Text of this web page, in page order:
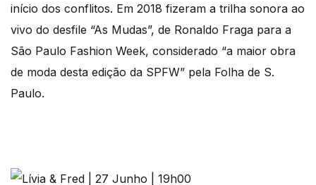
início dos conflitos. Em 2018 fizeram a trilha sonora ao
vivo do desfile “As Mudas”, de Ronaldo Fraga para a
São Paulo Fashion Week, considerado “a maior obra
de moda desta edição da SPFW” pela Folha de S.
Paulo.